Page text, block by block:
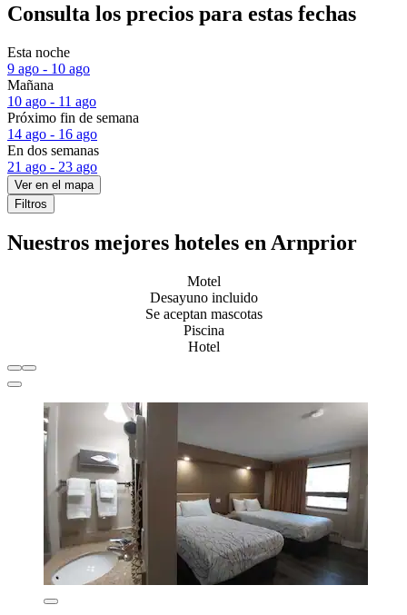
Consulta los precios para estas fechas
Esta noche
9 ago - 10 ago
Mañana
10 ago - 11 ago
Próximo fin de semana
14 ago - 16 ago
En dos semanas
21 ago - 23 ago
Ver en el mapa
Filtros
Nuestros mejores hoteles en Arnprior
Motel
Desayuno incluido
Se aceptan mascotas
Piscina
Hotel